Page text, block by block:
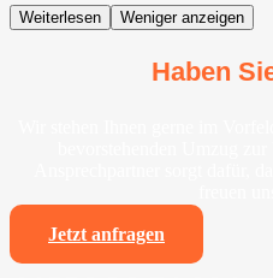
Weiterlesen Weniger anzeigen
Haben
Jetzt anfragen